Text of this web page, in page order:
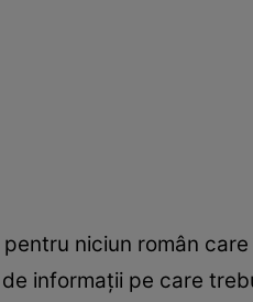
niciun român
informații pe care